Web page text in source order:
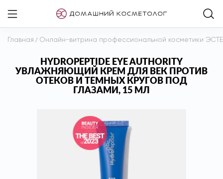
Главная / Онлайн-витрина профессиональной косметики
HYDROPEPTIDE EYE AUTHORITY
УВЛАЖНЯЮЩИЙ КРЕМ ДЛЯ ВЕК ПРОТИВ
ОТЕКОВ И ТЕМНЫХ КРУГОВ ПОД
ГЛАЗАМИ, 15 МЛ